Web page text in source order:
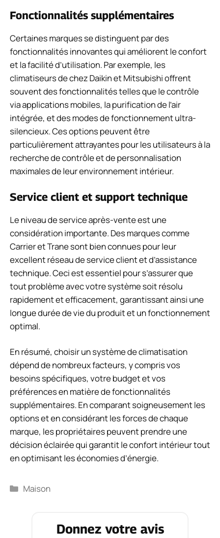
Fonctionnalités supplémentaires
Certaines marques se distinguent par des
fonctionnalités innovantes qui améliorent le confort
et la facilité d’utilisation. Par exemple, les
climatiseurs de chez Daikin et Mitsubishi offrent
souvent des fonctionnalités telles que le contrôle
via applications mobiles, la purification de l’air
intégrée, et des modes de fonctionnement ultra-
silencieux. Ces options peuvent être
particulièrement attrayantes pour les utilisateurs à la
recherche de contrôle et de personnalisation
maximales de leur environnement intérieur.
Service client et support technique
Le niveau de service après-vente est une
considération importante. Des marques comme
Carrier et Trane sont bien connues pour leur
excellent réseau de service client et d’assistance
technique. Ceci est essentiel pour s’assurer que
tout problème avec votre système soit résolu
rapidement et efficacement, garantissant ainsi une
longue durée de vie du produit et un fonctionnement
optimal.
En résumé, choisir un système de climatisation
dépend de nombreux facteurs, y compris vos
besoins spécifiques, votre budget et vos
préférences en matière de fonctionnalités
supplémentaires. En comparant soigneusement les
options et en considérant les forces de chaque
marque, les propriétaires peuvent prendre une
décision éclairée qui garantit le confort intérieur tout
en optimisant les économies d’énergie.
Catégories
Maison
Donnez votre avis